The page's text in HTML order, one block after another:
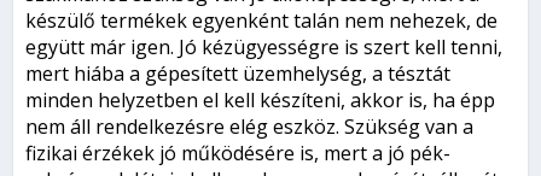
készülő termékek egyenként talán nem nehezek, de
együtt már igen. Jó kézügyességre is szert kell tenni,
mert hiába a gépesített üzemhelység, a tésztát
minden helyzetben el kell készíteni, akkor is, ha épp
nem áll rendelkezésre elég eszköz. Szükség van a
fizikai érzékek jó működésére is, mert a jó pék-